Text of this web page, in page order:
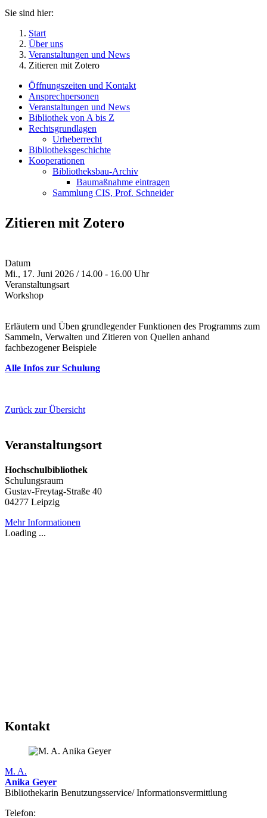
Sie sind hier:
Start
Über uns
Veranstaltungen und News
Zitieren mit Zotero
Öffnungszeiten und Kontakt
Ansprechpersonen
Veranstaltungen und News
Bibliothek von A bis Z
Rechtsgrundlagen
Urheberrecht
Bibliotheksgeschichte
Kooperationen
Bibliotheksbau-Archiv
Baumaßnahme eintragen
Sammlung CIS, Prof. Schneider
Zitieren mit Zotero
Datum
Mi., 17. Juni 2026 / 14.00 - 16.00 Uhr
Veranstaltungsart
Workshop
Erläutern und Üben grundlegender Funktionen des Programms zum
Sammeln, Verwalten und Zitieren von Quellen anhand
fachbezogener Beispiele
Alle Infos zur Schulung
Zurück zur Übersicht
Veranstaltungsort
Hochschulbibliothek
Schulungsraum
Gustav-Freytag-Straße 40
04277 Leipzig
Mehr Informationen
Loading ...
Kontakt
M. A.
Anika Geyer
Bibliothekarin Benutzungs­service/ Infor­mations­vermittlung
Telefon: